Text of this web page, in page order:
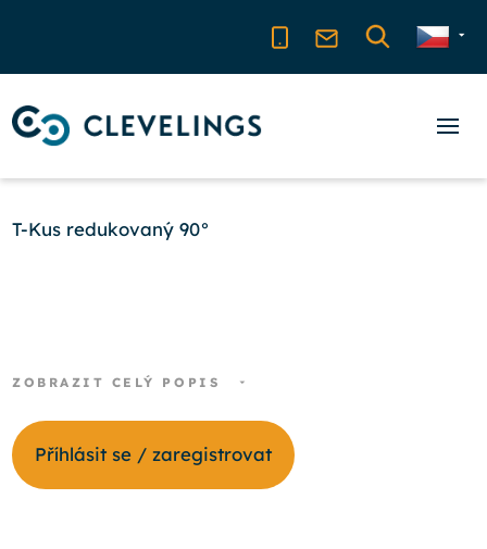
T-Kus redukovaný 90°
ZOBRAZIT CELÝ POPIS
Příhlásit se / zaregistrovat